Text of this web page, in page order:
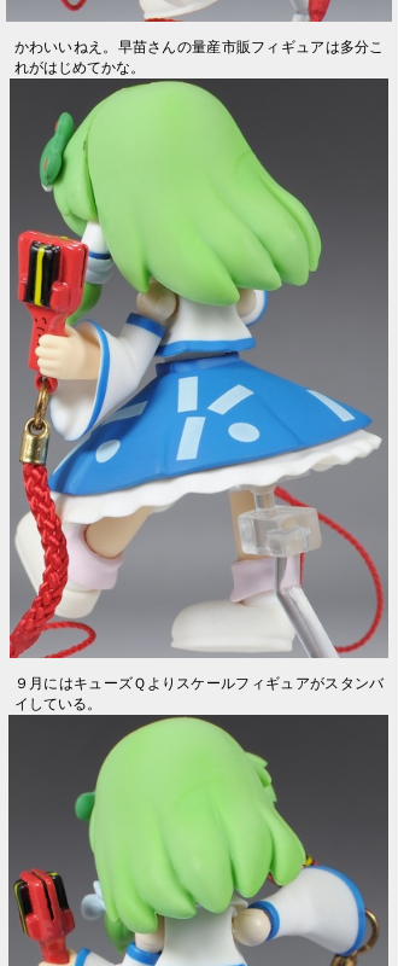
かわいいねえ。早苗さんの量産市販フィギュアは多分こ
れがはじめてかな。
９月にはキューズＱよりスケールフィギュアがスタンバ
イしている。